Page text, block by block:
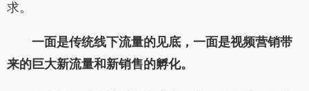
求。
一面是传统线下流量的见底，一面是视频营销带
来的巨大新流量和新销售的孵化。